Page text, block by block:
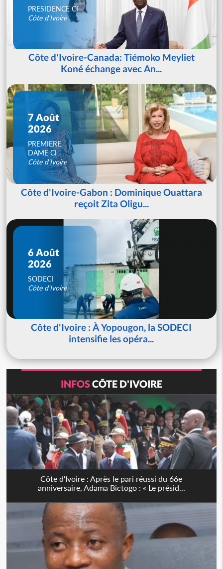
PRESIDENCE CI
Côte d'Ivoire
Côte d'Ivoire-Canada: Tiémoko Meyliet
Koné échange avec An...
7 Août
2026
PREMIERE
DAME CI
Côte d'Ivoire
Côte d'Ivoire-Gabon : Dominique Ouattara
reçoit Zita Oligu...
6 Août
2026
SODECI
Côte d'Ivoire
Côte d'Ivoire : À Yopougon, la SODECI
intensifie les opéra...
INFOSCÔTE D'IVOIRE
Côte d'Ivoire : Après le pari réussi du 66e
anniversaire, Adama Bictogo : « Le présid...